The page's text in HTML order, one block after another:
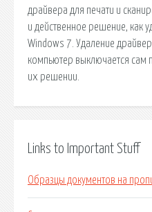
драйвера для печати и
и действенное решение, как
Windows 7. Удаление
компьютер выключается сам
их решении.
Links to Important Stuff
Образцы документов на